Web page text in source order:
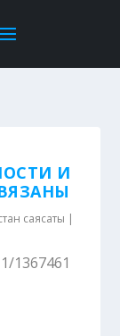
И
саясаты |
1367461